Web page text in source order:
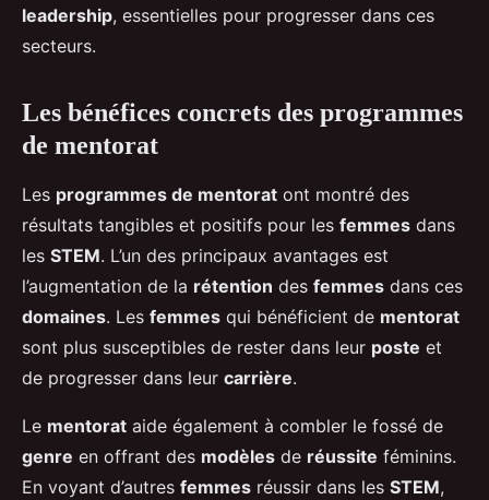
leadership, essentielles pour progresser dans ces
secteurs.
Les bénéfices concrets des programmes
de mentorat
Les programmes de mentorat ont montré des
résultats tangibles et positifs pour les femmes dans
les STEM. L’un des principaux avantages est
l’augmentation de la rétention des femmes dans ces
domaines. Les femmes qui bénéficient de mentorat
sont plus susceptibles de rester dans leur poste et
de progresser dans leur carrière.
Le mentorat aide également à combler le fossé de
genre en offrant des modèles de réussite féminins.
En voyant d’autres femmes réussir dans les STEM,